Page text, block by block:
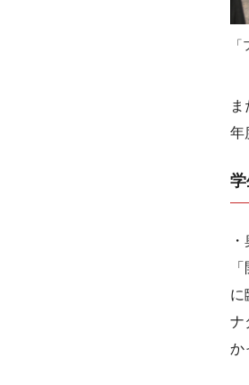
年
学
に
ナ
か